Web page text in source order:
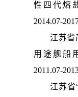
性四代熔
2014.07-
江苏省
用途舰船
2011.07-
江苏省